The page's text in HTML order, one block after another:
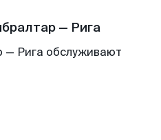
— Рига
— Рига обслуживают